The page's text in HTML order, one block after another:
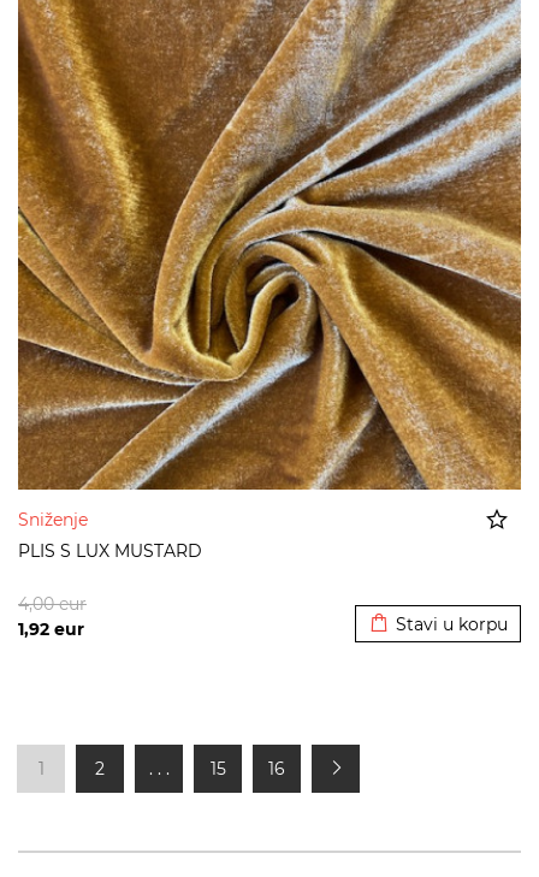
Sniženje
PLIS S LUX MUSTARD
1,92 eur
4,00eur
Stavi u korpu
1 2 . . . 15 16